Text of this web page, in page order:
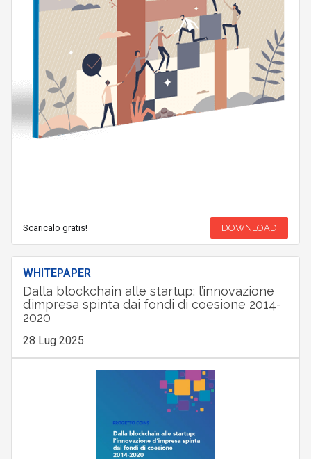
Scaricalo gratis! DOWNLOAD
WHITEPAPER
Dalla blockchain alle startup: l’innovazione
d’impresa spinta dai fondi di coesione 2014-
2020
28 Lug 2025